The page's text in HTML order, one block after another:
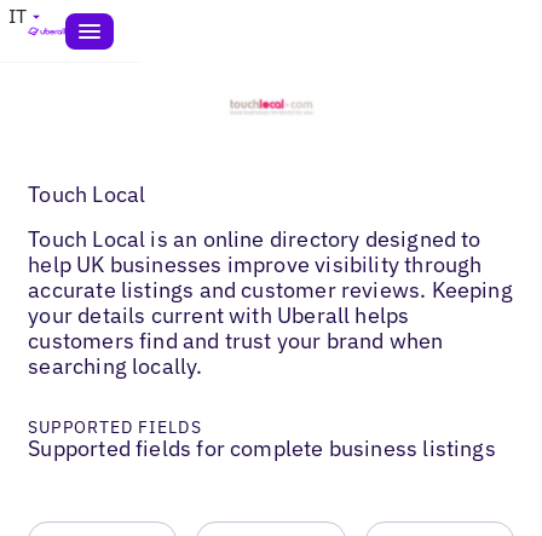
IT
Touch Local
Touch Local is an online directory designed to
help UK businesses improve visibility through
accurate listings and customer reviews. Keeping
your details current with Uberall helps
customers find and trust your brand when
searching locally.
SUPPORTED FIELDS
Supported fields for complete business listings